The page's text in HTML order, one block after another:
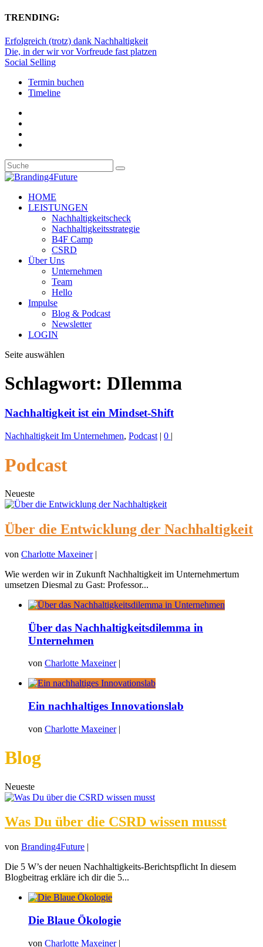
TRENDING:
Erfolgreich (trotz) dank Nachhaltigkeit
Die, in der wir vor Vorfreude fast platzen
Social Selling
Termin buchen
Timeline
HOME
LEISTUNGEN
Nachhaltigkeitscheck
Nachhaltigkeitsstrategie
B4F Camp
CSRD
Über Uns
Unternehmen
Team
Hello
Impulse
Blog & Podcast
Newsletter
LOGIN
Seite auswählen
Schlagwort: DIlemma
Nachhaltigkeit ist ein Mindset-Shift
Nachhaltigkeit Im Unternehmen, Podcast | 0 |
Podcast
Neueste
Über die Entwicklung der Nachhaltigkeit
von Charlotte Maxeiner|
Wie werden wir in Zukunft Nachhaltigkeit im Unternehmertum
umsetzen Diesmal zu Gast: Professor...
Über das Nachhaltigkeitsdilemma in
Unternehmen
von Charlotte Maxeiner|
Ein nachhaltiges Innovationslab
von Charlotte Maxeiner|
Blog
Neueste
Was Du über die CSRD wissen musst
von Branding4Future |
Die 5 W’s der neuen Nachhaltigkeits-Berichtspflicht In diesem
Blogbeitrag erkläre ich dir die 5...
Die Blaue Ökologie
von Charlotte Maxeiner|